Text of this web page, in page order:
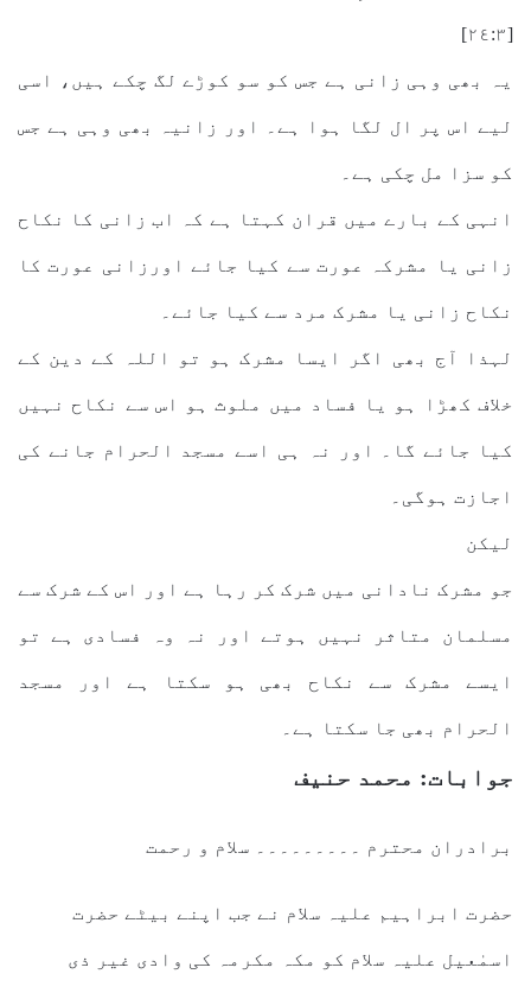
[٢٤:٣]
یہ بھی وہی زانی ہے جس کو سو کوڑے لگ چکے ہیں، اسی
لیے اس پر ال لگا ہوا ہے۔ اور زانیہ بھی وہی ہے جس
کو سزا مل چکی ہے۔
انہی کے بارے میں قران کہتا ہے کہ اب زانی کا نکاح
زانی یا مشرکہ عورت سے کیا جائے اورزانی عورت کا
نکاح زانی یا مشرک مرد سے کیا جائے۔
لہذا آج بھی اگر ایسا مشرک ہو تو اللہ کے دین کے
خلاف کھڑا ہو یا فساد میں ملوث ہو اس سے نکاح نہیں
کیا جائے گا۔ اور نہ ہی اسے مسجد الحرام جانے کی
اجازت ہوگی۔
لیکن
جو مشرک نادانی میں شرک کر رہا ہے اور اس کے شرک سے
مسلمان متاثر نہیں ہوتے اور نہ وہ فسادی ہے تو
ایسے مشرک سے نکاح بھی ہو سکتا ہے اور مسجد
الحرام بھی جا سکتا ہے۔
جوابات: محمد حنیف
برادران محترم ۔۔۔۔۔۔۔۔۔ سلام و رحمت
حضرت ابراہیم علیہ سلام نے جب اپنے بیٹے حضرت
اسمٰعیل علیہ سلام کو مکہ مکرمہ کی وادی غیر ذی